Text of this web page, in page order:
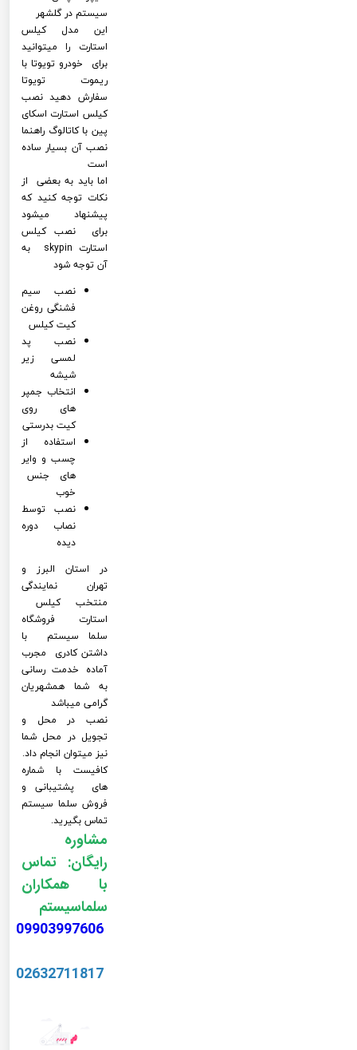
سیستم در گلشهر
این مدل کیلس
استارت را میتوانید
برای خودرو تویوتا با
ریموت تویوتا
سفارش دهید نصب
کیلس استارت اسکای
پین با کاتالوگ راهنما
نصب آن بسیار ساده
است
اما باید به بعضی از
نکات توجه کنید که
پیشنهاد میشود
برای نصب کیلس
استارت skypin به
آن توجه شود
نصب سیم
فشنگی روغن
کیت کیلس
نصب پد
لمسی زیر
شیشه
انتخاب جمپر
های روی
کیت بدرستی
استفاده از
چسب و وایر
های جنس
خوب
نصب توسط
نصاب دوره
دیده
در استان البرز و
تهران نمایندگی
منتخب کیلس
استارت فروشگاه
سلما سیستم با
داشتن کادری مجرب
آماده خدمت رسانی
به شما همشهریان
گرامی میباشد
نصب در محل و
تجویل در محل شما
نیز میتوان انجام داد.
کافیست با شماره
های پشتیبانی و
فروش سلما سیستم
تماس بگیرید.
مشاوره
رایگان: تماس
با همکاران
سلماسیستم
09903997606
02632711817